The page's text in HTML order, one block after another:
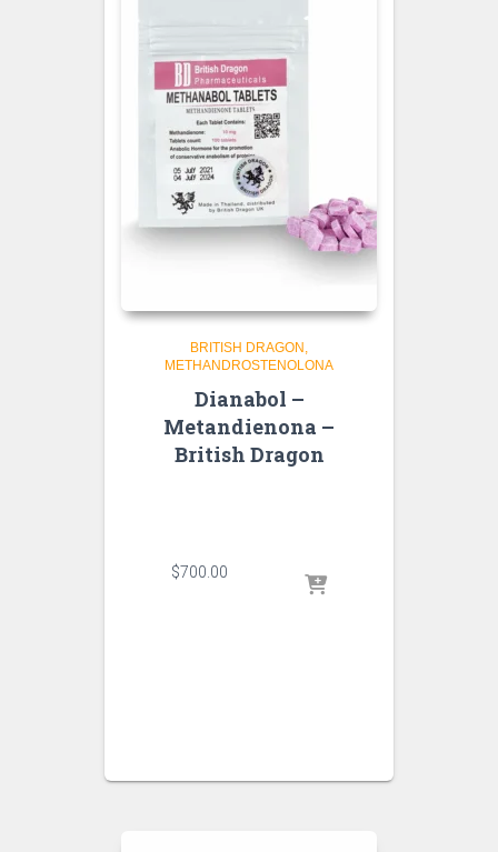
BRITISH DRAGON
METHANDROSTENOLONA
Dianabol –
Metandienona –
British Dragon
$700.00